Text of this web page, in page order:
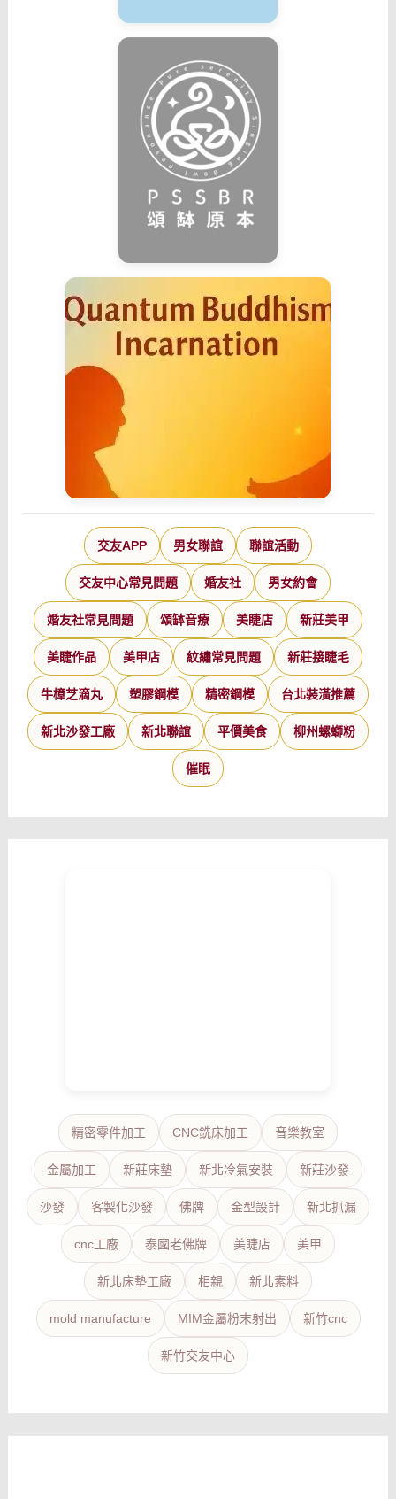
交友APP 男女聯誼 聯誼活動
交友中心常見問題 婚友社 男女約會
婚友社常見問題 頌缽音療 美睫店 新莊美甲
美睫作品 美甲店 紋繡常見問題 新莊接睫毛
牛樟芝滴丸 塑膠鋼模 精密鋼模 台北裝潢推薦
新北沙發工廠 新北聯誼 平價美食 柳州螺螄粉
催眠
精密零件加工 CNC銑床加工 音樂教室
金屬加工 新莊床墊 新北冷氣安裝 新莊沙發
沙發 客製化沙發 佛牌 金型設計 新北抓漏
cnc工廠 泰國老佛牌 美睫店 美甲
新北床墊工廠 相親 新北素料
mold manufacture MIM金屬粉末射出 新竹cnc
新竹交友中心